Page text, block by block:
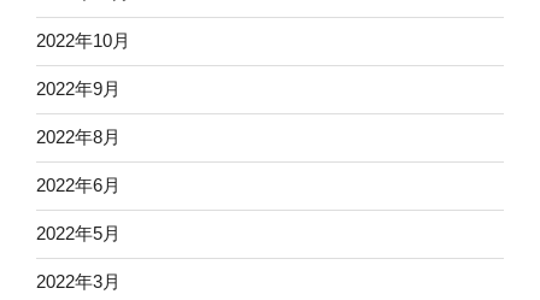
2022年10月
2022年9月
2022年8月
2022年6月
2022年5月
2022年3月